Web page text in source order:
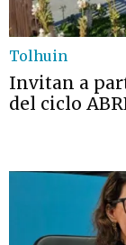
Tolhuin
Invitan a
del ciclo